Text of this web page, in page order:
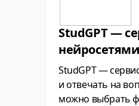
StudGPT —
нейросетями
StudGPT —
и отвечать на
можно выбрать